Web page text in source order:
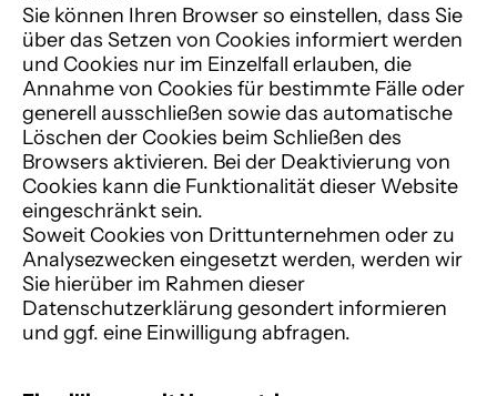
Sie können Ihren Browser so einstellen, dass Sie
über das Setzen von Cookies informiert werden
und Cookies nur im Einzelfall erlauben, die
Annahme von Cookies für bestimmte Fälle oder
generell ausschließen sowie das automatische
Löschen der Cookies beim Schließen des
Browsers aktivieren. Bei der Deaktivierung von
Cookies kann die Funktionalität dieser Website
eingeschränkt sein.
Soweit Cookies von Drittunternehmen oder zu
Analysezwecken eingesetzt werden, werden wir
Sie hierüber im Rahmen dieser
Datenschutzerklärung gesondert informieren
und ggf. eine Einwilligung abfragen.